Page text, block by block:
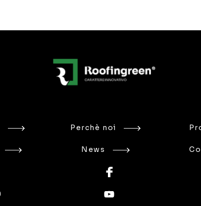
Perchè noi
News